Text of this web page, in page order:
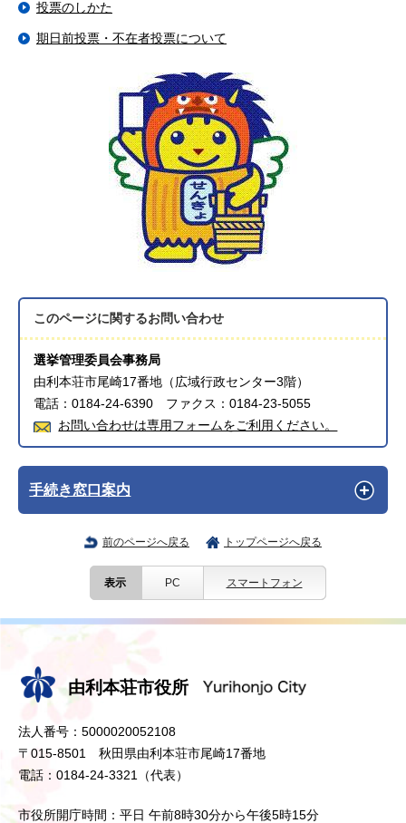
投票のしかた
期日前投票・不在者投票について
このページに関するお問い合わせ
選挙管理委員会事務局
由利本荘市尾崎17番地（広域行政センター3階）
電話：0184-24-6390 ファクス：0184-23-5055
お問い合わせは専用フォームをご利用ください。
手続き窓口案内
前のページへ戻る トップページへ戻る
表示 PC スマートフォン
由利本荘市役所
法人番号：5000020052108
〒015-8501 秋田県由利本荘市尾崎17番地
電話：0184-24-3321（代表）
市役所開庁時間：平日 午前8時30分から午後5時15分